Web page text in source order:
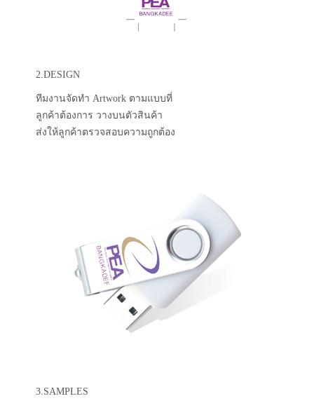
2.DESIGN
ทีมงานจัดทำ Artwork ตามแบบที่
ลูกค้าต้องการ วางบนตัวสินค้า
ส่งให้ลูกค้าตรวจสอบความถูกต้อง
3.SAMPLES